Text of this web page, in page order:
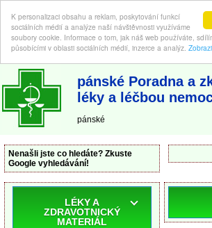
K personalizaci obsahu a reklam, poskytování funkcí
sociálních médií a analýze naší návštěvnosti využíváme
soubory cookie. Informace o tom, jak náš web používáte,
působícími v oblasti sociálních médií, inzerce a analýz.
ABC-LEKARNA.cz | Poradna a zkušenosti s léky a
pánské Poradna a
léky a léčbou
pánské
Nenašli jste co hledáte? Zkuste
Google vyhledávání!
LÉKY A
ZDRAVOTNICKÝ
MATERIÁL